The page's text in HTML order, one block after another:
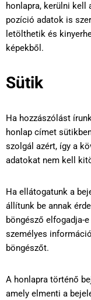
honlapra, kerülni kell
pozíció adatok is
letölthetik és
képekből.
Sütik
Ha hozzászólást
honlap címet
szolgál azért, így a
adatokat nem kell
Ha ellátogatunk a
állítunk be annak
böngésző elfogadja-
személyes
böngészőt.
A honlapra történő
amely elmenti a